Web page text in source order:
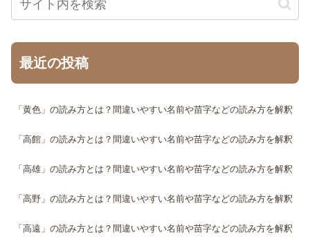
最近の投稿
「黄色」の読み方とは？間違いやすい名前や苗字などの読み方を解釈
「高館」の読み方とは？間違いやすい名前や苗字などの読み方を解釈
「高雄」の読み方とは？間違いやすい名前や苗字などの読み方を解釈
「高野」の読み方とは？間違いやすい名前や苗字などの読み方を解釈
「高遠」の読み方とは？間違いやすい名前や苗字などの読み方を解釈